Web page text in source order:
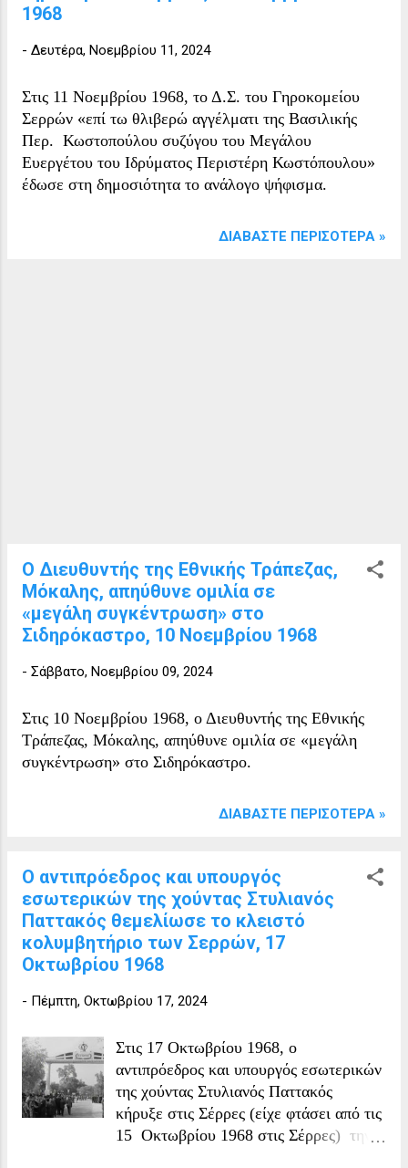
1968
- Δευτέρα, Νοεμβρίου 11, 2024
Στις 11 Νοεμβρίου 1968, το Δ.Σ. του Γηροκομείου
Σερρών «επί τω θλιβερώ αγγέλματι της Βασιλικής
Περ. Κωστοπούλου συζύγου του Μεγάλου
Ευεργέτου του Ιδρύματος Περιστέρη Κωστόπουλου»
έδωσε στη δημοσιότητα το ανάλογο ψήφισμα.
ΔΙΑΒΆΣΤΕ ΠΕΡΙΣΌΤΕΡΑ »
Ο Διευθυντής της Εθνικής Τράπεζας,
Μόκαλης, απηύθυνε ομιλία σε
«μεγάλη συγκέντρωση» στο
Σιδηρόκαστρο, 10 Νοεμβρίου 1968
- Σάββατο, Νοεμβρίου 09, 2024
Στις 10 Νοεμβρίου 1968, ο Διευθυντής της Εθνικής
Τράπεζας, Μόκαλης, απηύθυνε ομιλία σε «μεγάλη
συγκέντρωση» στο Σιδηρόκαστρο.
ΔΙΑΒΆΣΤΕ ΠΕΡΙΣΌΤΕΡΑ »
Ο αντιπρόεδρος και υπουργός
εσωτερικών της χούντας Στυλιανός
Παττακός θεμελίωσε το κλειστό
κολυμβητήριο των Σερρών, 17
Οκτωβρίου 1968
- Πέμπτη, Οκτωβρίου 17, 2024
Στις 17 Οκτωβρίου 1968, ο
αντιπρόεδρος και υπουργός εσωτερικών
της χούντας Στυλιανός Παττακός
κήρυξε στις Σέρρες (είχε φτάσει από τις
15 Οκτωβρίου 1968 στις Σέρρες) την